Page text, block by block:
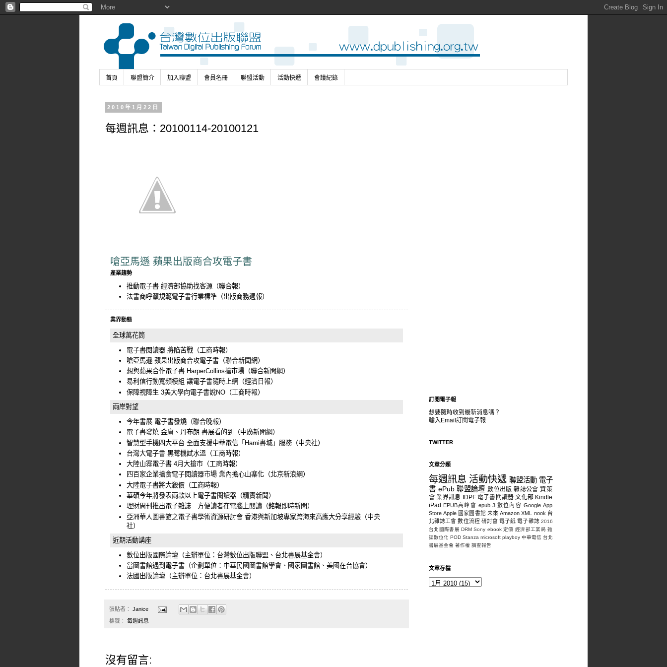
首頁 聯盟簡介 加入聯盟 會員名冊 聯盟活動 活動快遞 會議紀錄
2010年1月22日
每週訊息：20100114-20100121
嗆亞馬遜 蘋果出版商合攻電子書
產業趨勢
推動電子書 經濟部協助找客源 （聯合報）
法書商呼籲規範電子書行業標準 （出版商務週報）
業界動態
全球萬花筒
電子書閱讀器 將陷苦戰 （工商時報）
嗆亞馬遜 蘋果出版商合攻電子書 （聯合新聞網）
想與蘋果合作電子書 HarperCollins搶市場 （聯合新聞網）
易利信行動寬頻模組 讓電子書隨時上網 （經濟日報）
保障視障生 3美大學向電子書說NO （工商時報）
兩岸對望
今年書展 電子書發燒 （聯合晚報）
電子書發燒 金庸、丹布朗 書展看的到
（中廣新聞網）
智慧型手機四大平台 全面支援中華電信「Hami書城」服務 （中央社）
台灣大電子書 黑莓機試水溫 （工商時報）
大陸山寨電子書 4月大搶市 （工商時報）
四百家企業搶食電子閱讀器市場 業內擔心山寨化 （北京新浪網）
大陸電子書將大殺價 （工商時報）
華碩今年將發表兩款以上電子書閱讀器 （精實新聞）
理財周刊推出電子雜誌 方便讀者在電腦上閱讀 （銘報即時新聞）
亞洲華人圖書館之電子書學術資源研討會 香港與新加坡專家跨海來高應大分享經驗 （中央
社）
近期活動講座
數位出版國際論壇 （主辦單位：台灣數位出版聯盟、台北書展基金會）
當圖書館遇到電子書 （企劃單位：中華民國圖書館學會、國家圖書館、美國在台協會）
法國出版論壇 （主辦單位：台北書展基金會）
張貼者： Janice
標籤： 每週訊息
沒有留言:
訂閱電子報
想要隨時收到最新消息嗎？
輸入Email訂閱電子報
TWITTER
文章分類
每週訊息 活動快遞 聯盟活動 電子
書 ePub 聯盟論壇 數位出版 雜誌公會 資策
會 業界訊息 IDPF 電子書閱讀器 文化部 Kindle
iPad
EPUB高峰會 epub 3 數位內容 Google App
Store Apple 國家圖書館 未來 Amazon XML nook 台
北雜誌工會 數位流程 研討會 電子紙 電子雜誌 2016
台北國際書展 DRM Sony ebook 定價 經濟部工業局 雜
誌數位化 POD Stanza microsoft playboy 中華電信 台北
書展基金會 著作權 調查報告
文章存檔